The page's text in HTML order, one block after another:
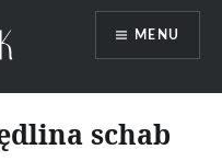
MENU
schab